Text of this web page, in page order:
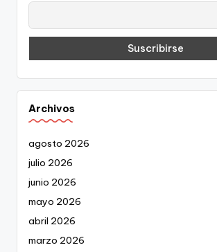
Archivos
agosto 2026
julio 2026
junio 2026
mayo 2026
abril 2026
marzo 2026